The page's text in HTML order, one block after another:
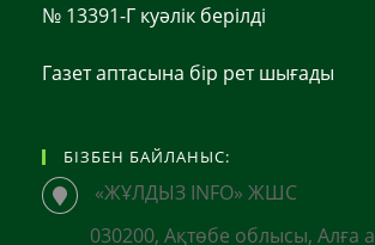
№ 13391-Г куәлік берілді
Газет аптасына бір рет шығады
БІЗБЕН БАЙЛАНЫС:
«ЖҰЛДЫЗ INFO» ЖШС
030200, Ақтөбе облысы, Алға